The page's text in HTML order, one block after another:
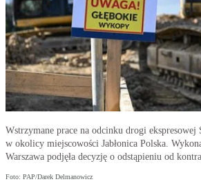
Wstrzymane prace na odcinku drogi
w okolicy miejscowości Jabłonica Polska.
Warszawa podjęła decyzję o odstąpieniu od
Foto: PAP/Darek Delmanowicz